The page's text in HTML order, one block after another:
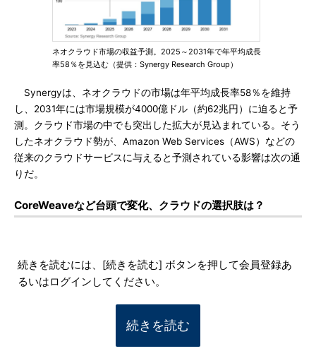
ネオクラウド市場の収益予測。2025～2031年で年平均成長
率58％を見込む（提供：Synergy Research Group）
Synergyは、ネオクラウドの市場は年平均成長率58％を維持
し、2031年には市場規模が4000億ドル（約62兆円）に迫ると予
測。クラウド市場の中でも突出した拡大が見込まれている。そう
したネオクラウド勢が、Amazon Web Services（AWS）などの
従来のクラウドサービスに与えると予測されている影響は次の通
りだ。
CoreWeaveなど台頭で変化、クラウドの選択肢は？
続きを読むには、[続きを読む] ボタンを押して会員登録あ
るいはログインしてください。
続きを読む